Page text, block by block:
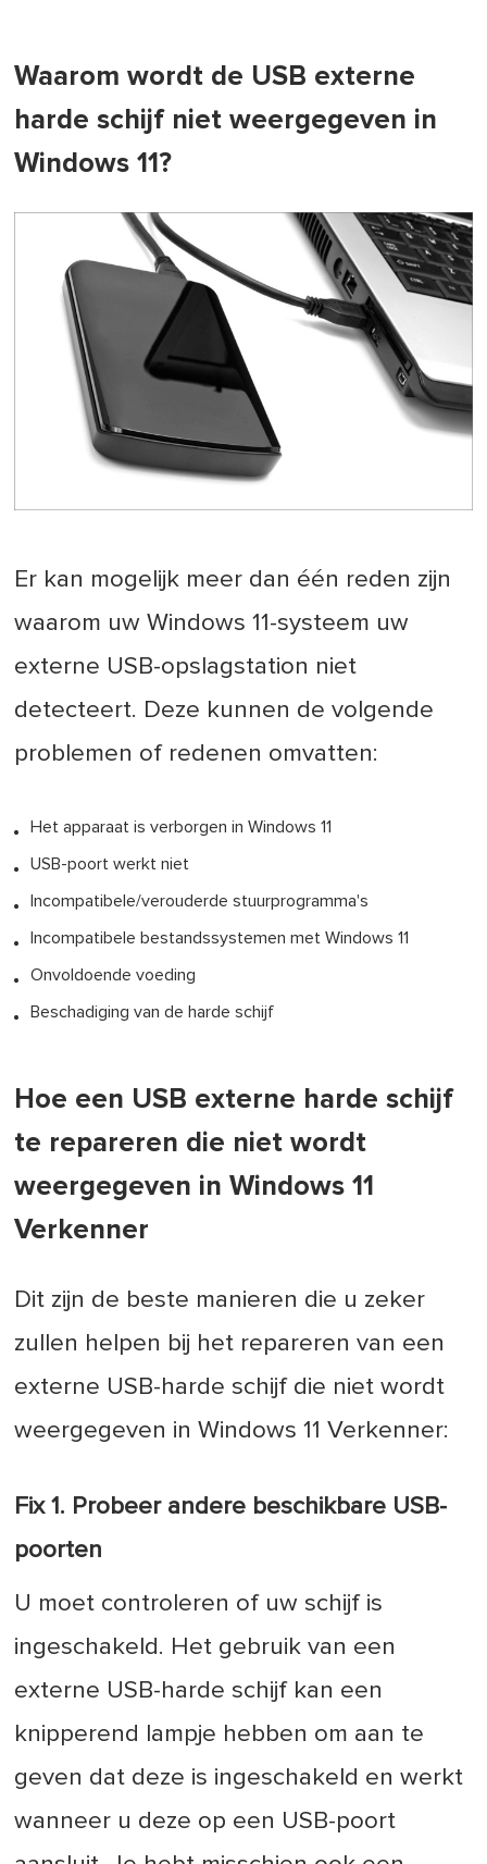
Waarom wordt de USB externe
harde schijf niet weergegeven in
Windows 11?
Er kan mogelijk meer dan één reden zijn
waarom uw Windows 11-systeem uw
externe USB-opslagstation niet
detecteert. Deze kunnen de volgende
problemen of redenen omvatten:
Het apparaat is verborgen in Windows 11
USB-poort werkt niet
Incompatibele/verouderde stuurprogramma's
Incompatibele bestandssystemen met Windows 11
Onvoldoende voeding
Beschadiging van de harde schijf
Hoe een USB externe harde schijf
te repareren die niet wordt
weergegeven in Windows 11
Verkenner
Dit zijn de beste manieren die u zeker
zullen helpen bij het repareren van een
externe USB-harde schijf die niet wordt
weergegeven in Windows 11 Verkenner:
Fix 1. Probeer andere beschikbare USB-
poorten
U moet controleren of uw schijf is
ingeschakeld. Het gebruik van een
externe USB-harde schijf kan een
knipperend lampje hebben om aan te
geven dat deze is ingeschakeld en werkt
wanneer u deze op een USB-poort